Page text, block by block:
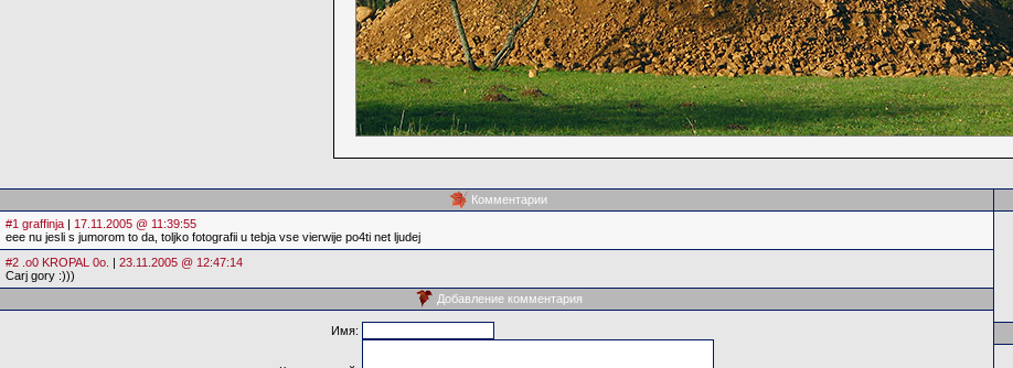
Комментарии
#1 graffinja | 17.11.2005 @ 11:39:55
eee nu jesli s jumorom to da, toljko fotografii u tebja vse vierwije po4ti net ljudej
#2 .o0 KROPAL 0o. | 23.11.2005 @ 12:47:14
Carj gory :)))
Добавление комментария
Имя: